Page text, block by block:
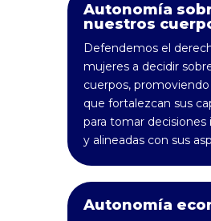
Autonomía
nuestros
Defendemos el
mujeres a decidir
cuerpos,
que fortalezcan sus
para tomar decisiones
y alineadas con sus
Autonomía